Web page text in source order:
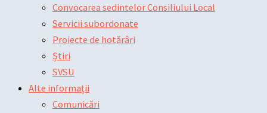
Convocarea sedintelor Consiliului Local
Servicii subordonate
Proiecte de hotărâri
Știri
SVSU
Alte informații
Comunicări